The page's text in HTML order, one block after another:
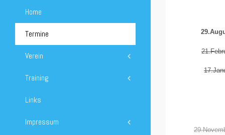
Home
Termine
Verein
Training
Links
Impressum